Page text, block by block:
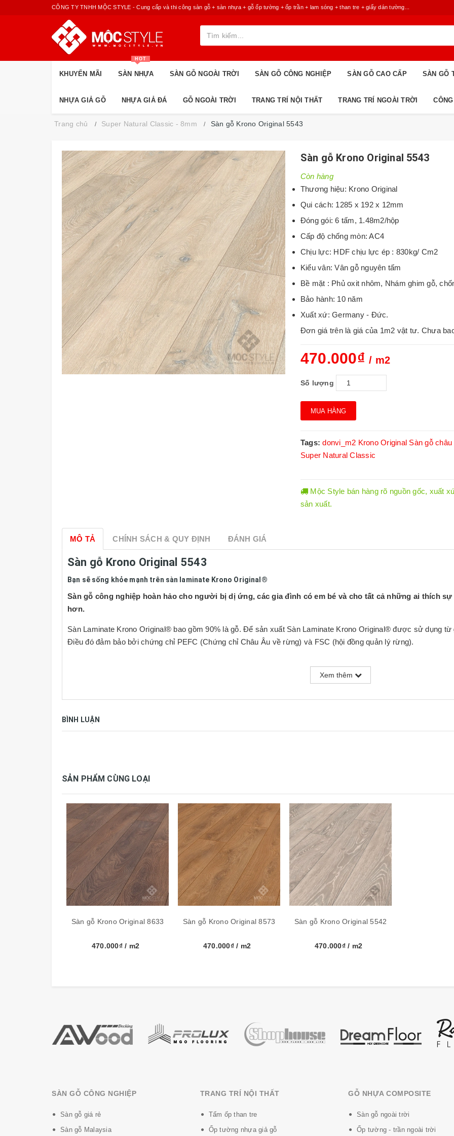
CÔNG TY TNHH MỘC STYLE - Cung cấp và thi công sàn gỗ + sàn nhựa + gỗ ốp tường + ốp trần + lam sóng + than tre + giấy dán tường...
KHUYẾN MÃI SÀN NHỰA
HOT
SÀN GỖ NGOÀI TRỜI SÀN GỖ CÔNG NGHIỆP SÀN GỖ CAO CẤP SÀN GỖ
NHỰA GIẢ GỖ NHỰA GIẢ ĐÁ GỖ NGOÀI TRỜI TRANG TRÍ NỘI THẤT TRANG TRÍ NGOÀI TRỜI
Trang chủ Super Natural Classic - 8mm Sàn gỗ Krono Original 5543
Sàn gỗ Krono Original 5543
Còn hàng
Thương hiệu: Krono Original
Qui cách: 1285 x 192 x 12mm
Đóng gói: 6 tấm, 1.48m2/hộp
Cấp độ chống mòn: AC4
Chịu lực: HDF chịu lực ép : 830kg/ Cm2
Kiểu vân: Vân gỗ nguyên tấm
Bề mặt : Phủ oxit nhôm, Nhám ghim gỗ,
Bảo hành: 10 năm
Xuất xứ: Germany - Đức.
Đơn giá trên là giá của 1m2 vật tư. Chưa
470.000₫/ m2
Số lượng
MUA HÀNG
Tags:donvi_m2 Krono Original Sàn gỗ châu
Super Natural Classic
Mộc Style bán hàng rõ nguồn gốc, xuất
sản xuất.
MÔ TẢ CHÍNH SÁCH & QUY ĐỊNH ĐÁNH GIÁ
Sàn gỗ Krono Original 5543
Bạn sẽ sống khỏe mạnh trên sàn laminate Krono Original®
Sàn gỗ công nghiệp hoàn hảo cho người bị dị ứng, các gia đình có em bé và cho tất cả những ai thích
hơn.
Sàn Laminate Krono Original® bao gồm 90% là gỗ. Để sản xuất Sàn Laminate Krono Original® được sử dụng
Điều đó đảm bảo bởi chứng chỉ PEFC (Chứng chỉ Châu Âu về rừng) và FSC (hội đồng quản lý rừng).
Người bị dị ứng cũng hoàn toàn thoải mái với sàn Laminate Krono Original®: Các bề mặt sàn khép kín không
các vi sinh vật gây dị ứng phát triển.
Thông số kỹ thuật:
Thương hiệu Krono Original
Tiêu chuẩn AC5, E1, B1, Class 33
Qui cách 1285 x 192 x 8 mm
Đóng gói 9 tấm, 2.22m2/hộp
Bảo hành sản phẩm 20 năm
Xem thêm
BÌNH LUẬN
SẢN PHẨM CÙNG LOẠI
Sàn gỗ Krono Original 8633
470.000₫/ m2
Sàn gỗ Krono Original 8573
470.000₫/ m2
Sàn gỗ Krono Original 5542
470.000₫/ m2
SÀN GỖ CÔNG NGHIỆP
Sàn gỗ giá rẻ
Sàn gỗ Malaysia
TRANG TRÍ NỘI THẤT
Tấm ốp than tre
Ốp tường nhựa giả gỗ
GỖ NHỰA COMPOSITE
Sàn gỗ ngoài trời
Ốp tường - trần ngoài trời